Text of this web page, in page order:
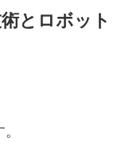
とロボット